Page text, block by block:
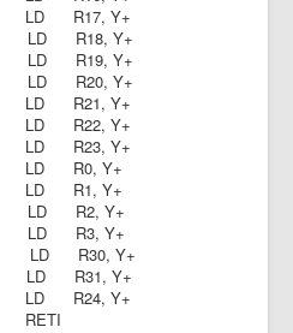
R17, Y+
R18, Y+
LD R19, Y+
R20, Y+
R21, Y+
R22, Y+
R23, Y+
LD R0, Y+
LD R1, Y+
LD R2, Y+
LD R3, Y+
LD R30, Y+
R31, Y+
R24, Y+